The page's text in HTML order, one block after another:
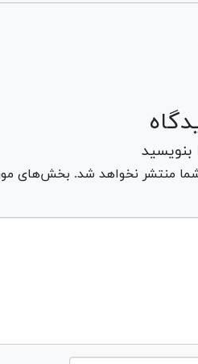
بنویسید
منتشر نخواهد شد. بخش‌های